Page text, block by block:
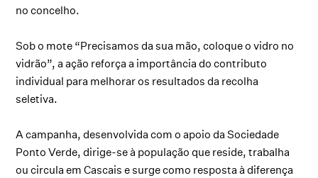
no concelho.
Sob o mote “Precisamos da sua mão, coloque o vidro no
vidrão”, a ação reforça a importância do contributo
individual para melhorar os resultados da recolha
seletiva.
A campanha, desenvolvida com o apoio da Sociedade
Ponto Verde, dirige-se à população que reside, trabalha
ou circula em Cascais e surge como resposta à diferença